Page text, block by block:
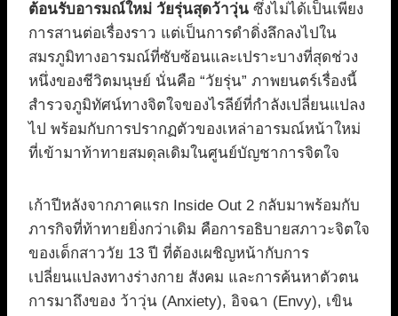
ต้อนรับอารมณ์ใหม่ วัยรุ่นสุดว้าวุ่น ซึ่งไม่ได้เป็นเพียง
การสานต่อเรื่องราว แต่เป็นการดำดิ่งลึกลงไปใน
สมรภูมิทางอารมณ์ที่ซับซ้อนและเปราะบางที่สุดช่วง
หนึ่งของชีวิตมนุษย์ นั่นคือ “วัยรุ่น” ภาพยนตร์เรื่องนี้
สำรวจภูมิทัศน์ทางจิตใจของไรลีย์ที่กำลังเปลี่ยนแปลง
ไป พร้อมกับการปรากฏตัวของเหล่าอารมณ์หน้าใหม่
ที่เข้ามาท้าทายสมดุลเดิมในศูนย์บัญชาการจิตใจ
เก้าปีหลังจากภาคแรก Inside Out 2 กลับมาพร้อมกับ
ภารกิจที่ท้าทายยิ่งกว่าเดิม คือการอธิบายสภาวะจิตใจ
ของเด็กสาววัย 13 ปี ที่ต้องเผชิญหน้ากับการ
เปลี่ยนแปลงทางร่างกาย สังคม และการค้นหาตัวตน
การมาถึงของ ว้าวุ่น (Anxiety), อิจฉา (Envy), เขิน